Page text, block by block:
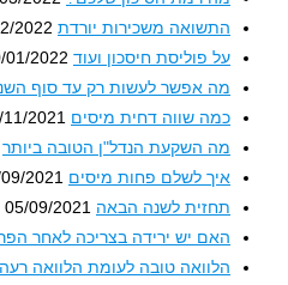
התשואה משכירות יורדת 01/02/2022
על פוליסת חיסכון ועוד
10/01/2022
מה אפשר לעשות רק עד סוף השנה
כמה שווה דחית מיסים 01/11/2021
מה השקעת הנדל"ן הטובה ביותר
איך לשלם פחות מיסים 23/09/2021
תחזית לשנה הבאה 05/09/2021
האם יש ירידה בצריכה לאחר הפרישה
הלוואה טובה לעומת הלוואה רעה